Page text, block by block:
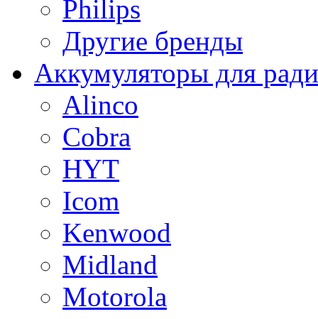
Philips
Другие бренды
Аккумуляторы для
Alinco
Cobra
HYT
Icom
Kenwood
Midland
Motorola